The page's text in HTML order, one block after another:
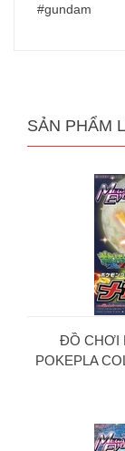
#gundam
SẢN PHẨM
ĐỒ CHƠI
POKEPLA